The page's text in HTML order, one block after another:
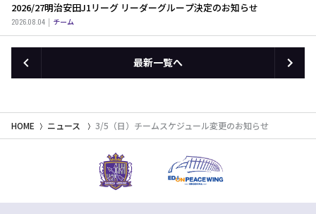
2026/27明治安田J1リーグ リーダーグループ決定のお知らせ
2026.08.04 チーム
最新一覧へ
HOME ニュース 3/5（日）チームスケジュール変更のお知らせ